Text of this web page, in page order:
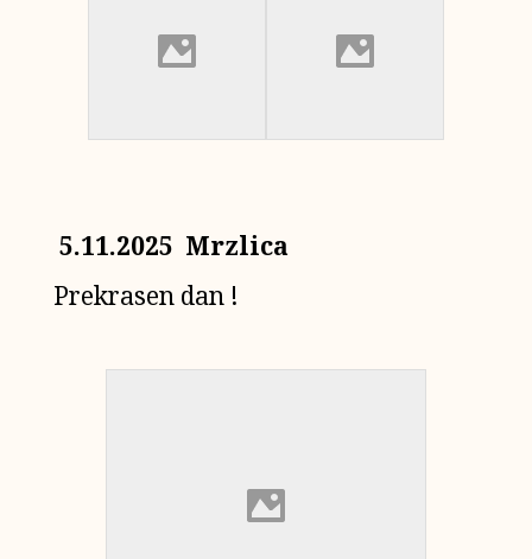
5.11.2025 Mrzlica
Prekrasen dan !